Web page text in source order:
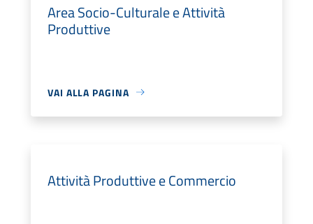
Area Socio-Culturale e Attività
Produttive
VAI ALLA PAGINA
Attività Produttive e Commercio